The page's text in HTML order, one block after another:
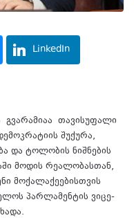
LinkedIn
გვარამიაა თავისუფალი
შუქურა,
და ტოლობის ნიშნების
მოდის რეალობასთან,
მოქალაქეებისთვის
პარლამენტის ვიცე-